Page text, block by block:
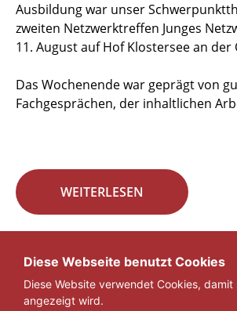
Ausbildung war unser
zweiten Netzwerktreffen Junges
11. August auf Hof Klostersee an der
Das Wochenende war geprägt von
Fachgesprächen, der inhaltlichen
WEITERLESEN
« 1 ... 23 24 25 ...
Diese Webseite benutzt Cookies
Diese Website verwendet Cookies,
angezeigt wird.